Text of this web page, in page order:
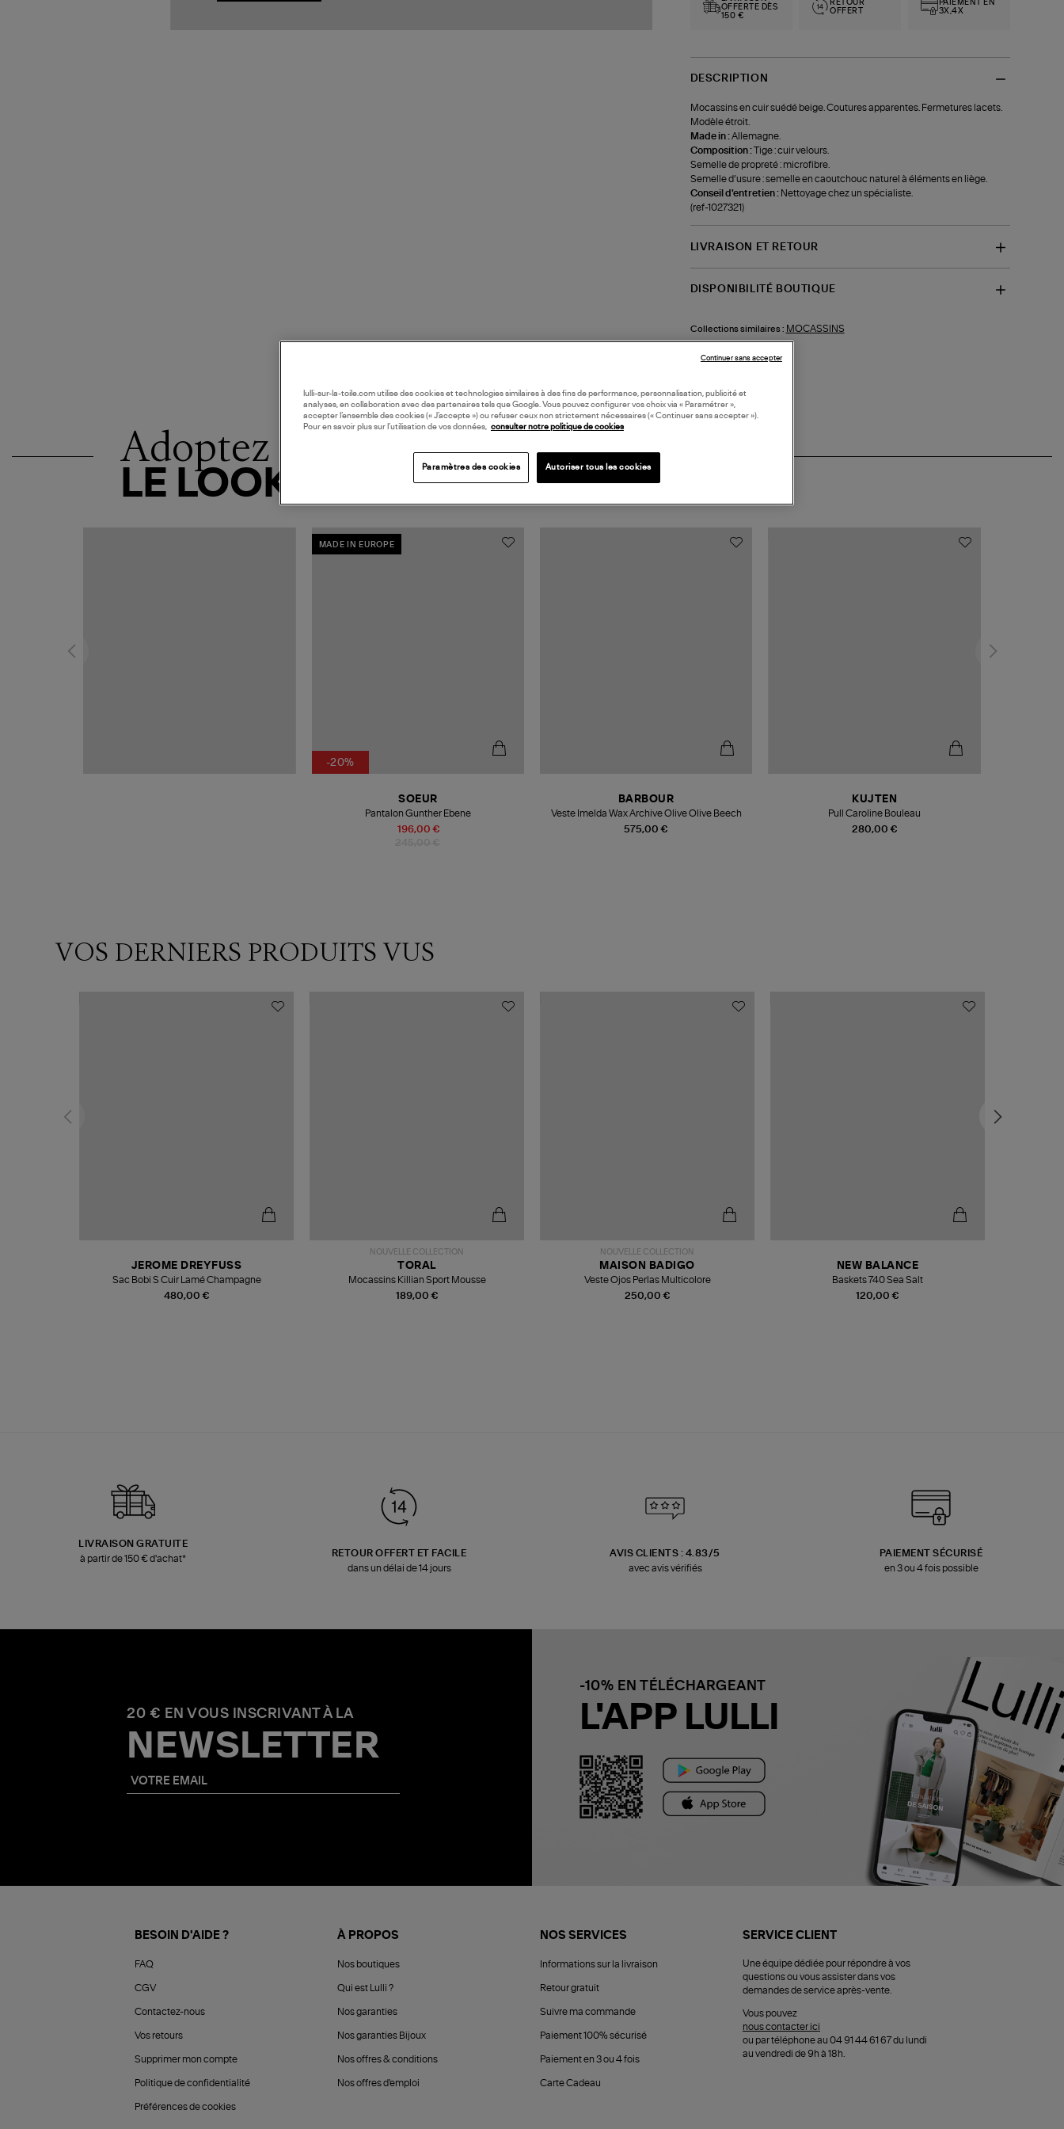
OFFERTE DÈS
150 €
RETOUR
OFFERT
PAIEMENT EN
3X,4X
DESCRIPTION
Mocassins en cuir suédé beige. Coutures apparentes. Fermetures lacets.
Modèle étroit.
Made in :Allemagne.
Composition :Tige : cuir velours.
Semelle de propreté : microfibre.
Semelle d’usure : semelle en caoutchouc naturel à éléments en liège.
Conseil d'entretien : Nettoyage chez un spécialiste.
(ref-1027321)
LIVRAISON ET RETOUR
DISPONIBILITÉ BOUTIQUE
Collections similaires : MOCASSINS
Adoptez
LE LOOK
MADE IN EUROPE
-20%
196,00 €
SOEUR
Pantalon Gunther Ebene
575,00 €
BARBOUR
Veste Imelda Wax Archive Olive Olive Beech
280,00 €
KUJTEN
Pull Caroline Bouleau
VOS DERNIERS PRODUITS VUS
480,00 €
JEROME DREYFUSS
Sac Bobi S Cuir Lamé Champagne
NOUVELLE COLLECTION
189,00 €
TORAL
Mocassins Killian Sport Mousse
NOUVELLE COLLECTION
250,00 €
MAISON BADIGO
Veste Ojos Perlas Multicolore
120,00 €
NEW BALANCE
Baskets 740 Sea Salt
LIVRAISON GRATUITE
à partir de 150 € d'achat*
RETOUR OFFERT ET FACILE
dans un délai de 14 jours
AVIS CLIENTS : 4.83/5
avec avis vérifiés
PAIEMENT SÉCURISÉ
en 3 ou 4 fois possible
20 € EN VOUS INSCRIVANT À LA
NEWSLETTER
-10% EN TÉLÉCHARGEANT
L'APP LULLI
BESOIN D'AIDE ?
FAQ
CGV
Contactez-nous
Vos retours
Supprimer mon compte
Politique de confidentialité
Préférences de cookies
À PROPOS
Nos boutiques
Qui est Lulli ?
Nos garanties
Nos garanties Bijoux
Nos offres & conditions
Nos offres d'emploi
NOS SERVICES
Informations sur la livraison
Retour gratuit
Suivre ma commande
Paiement 100% sécurisé
Paiement en 3 ou 4 fois
Carte Cadeau
SERVICE CLIENT
Une équipe dédiée pour répondre à vos
questions ou vous assister dans vos
demandes de service après-vente.
Vous pouvez
nous contacter ici
ou par téléphone au 04 91 44 61 67 du lundi
au vendredi de 9h à 18h.
lulli-sur-la-toile.com utilise des cookies et technologies similaires à des fins de performance, personnalisation, publicité et
analyses, en collaboration avec des partenaires tels que Google. Vous pouvez configurer vos choix via « Paramétrer »,
accepter l’ensemble des cookies (« J’accepte ») ou refuser ceux non strictement nécessaires (« Continuer sans accepter »).
Pour en savoir plus sur l’utilisation de vos données,
consulter notre politique de cookies
Paramètres des cookies Autoriser tous les cookies
Continuer sans accepter